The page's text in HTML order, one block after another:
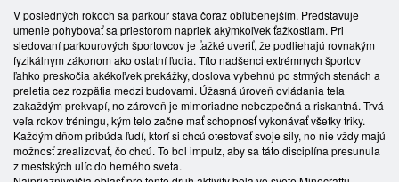
V posledných rokoch sa parkour stáva čoraz obľúbenejším. Predstavuje
umenie pohybovať sa priestorom napriek akýmkoľvek ťažkostiam. Pri
sledovaní parkourových športovcov je ťažké uveriť, že podliehajú rovnakým
fyzikálnym zákonom ako ostatní ľudia. Títo nadšenci extrémnych športov
ľahko preskočia akékoľvek prekážky, doslova vybehnú po strmých stenách a
preletia cez rozpätia medzi budovami. Úžasná úroveň ovládania tela
zakaždým prekvapí, no zároveň je mimoriadne nebezpečná a riskantná. Trvá
veľa rokov tréningu, kým telo začne mať schopnosť vykonávať všetky triky.
Každým dňom pribúda ľudí, ktorí si chcú otestovať svoje sily, no nie vždy majú
možnosť zrealizovať, čo chcú. To bol impulz, aby sa táto disciplína presunula
z mestských ulíc do herného sveta.